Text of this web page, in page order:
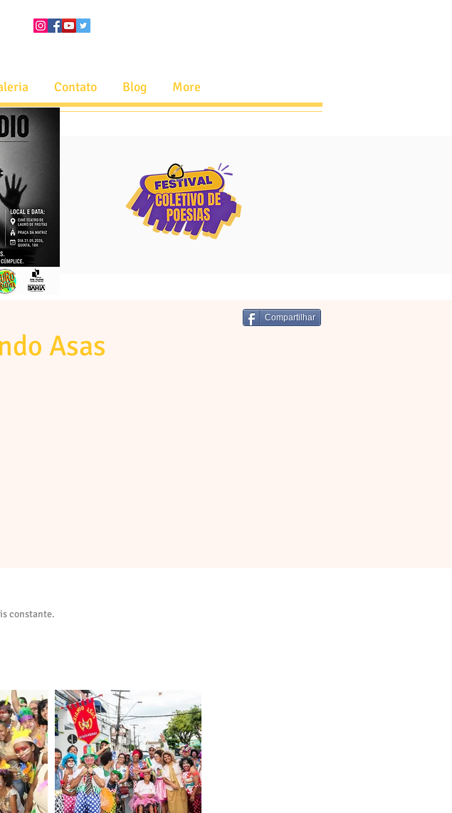
Contato Blog More
Compartilhar
Asas
constante.